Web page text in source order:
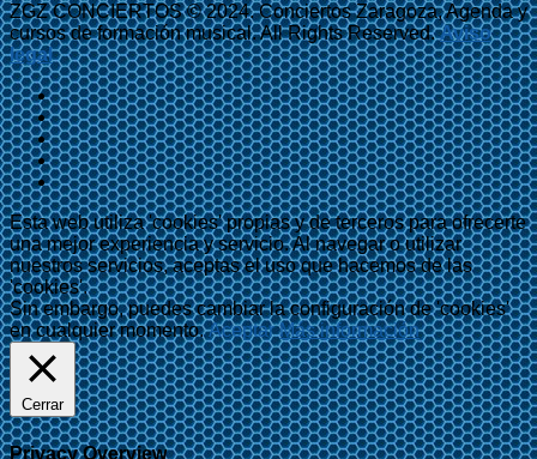
ZGZ CONCIERTOS © 2024. Conciertos Zaragoza, Agenda y
cursos de formación musical. All Rights Reserved.Aviso
legal
Esta web utiliza 'cookies' propias y de terceros para ofrecerte
una mejor experiencia y servicio. Al navegar o utilizar
nuestros servicios, aceptas el uso que hacemos de las
'cookies'.
Sin embargo, puedes cambiar la configuración de 'cookies'
en cualquier momento.Aceptar Más información
Cerrar
Privacy Overview